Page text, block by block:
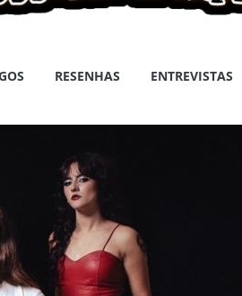
RESENHAS ENTREVISTAS